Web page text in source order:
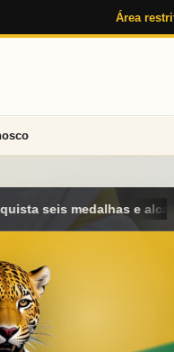
Área
geral no